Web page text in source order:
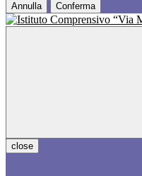
Annulla Conferma
close